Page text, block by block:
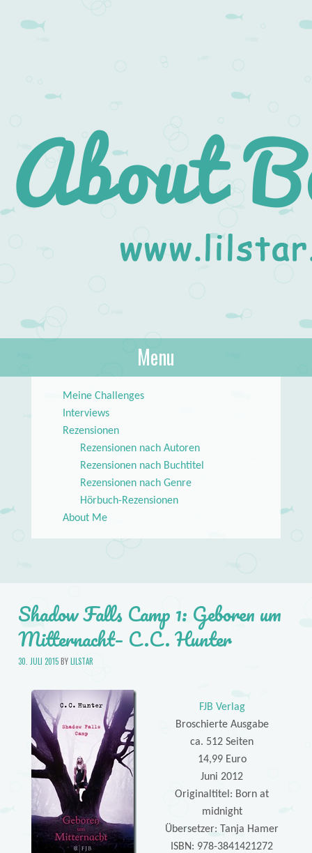
About Books
lilstar.de
Menu
Meine Challenges
Interviews
Rezensionen
Rezensionen nach Autoren
Rezensionen nach Buchtitel
Rezensionen nach Genre
Hörbuch-Rezensionen
About Me
Shadow Falls Camp 1: Geboren um
Mitternacht– C.C. Hunter
30. JULI 2015BYLILSTAR
FJB Verlag
Broschierte Ausgabe
ca. 512 Seiten
14,99 Euro
Juni 2012
Originaltitel: Born at
midnight
Übersetzer: Tanja Hamer
ISBN: 978-3841421272